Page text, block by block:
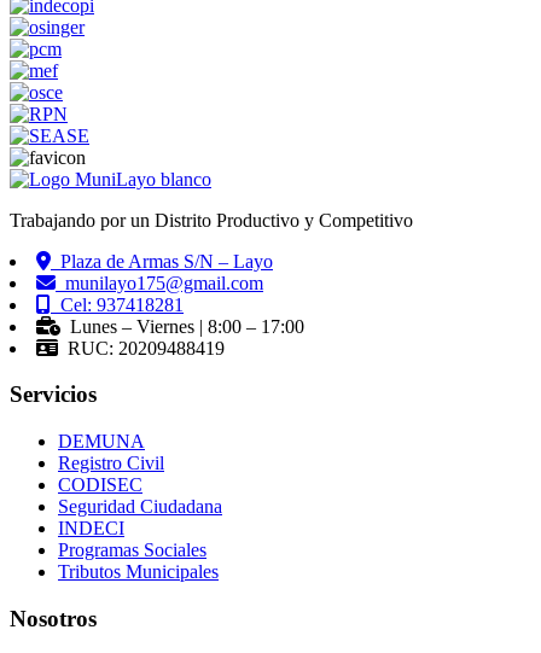
Trabajando por un Distrito Productivo y Competitivo
Plaza de Armas S/N – Layo
munilayo175@gmail.com
Cel: 937418281
Lunes – Viernes | 8:00 – 17:00
RUC: 20209488419
Servicios
DEMUNA
Registro Civil
CODISEC
Seguridad Ciudadana
INDECI
Programas Sociales
Tributos Municipales
Nosotros